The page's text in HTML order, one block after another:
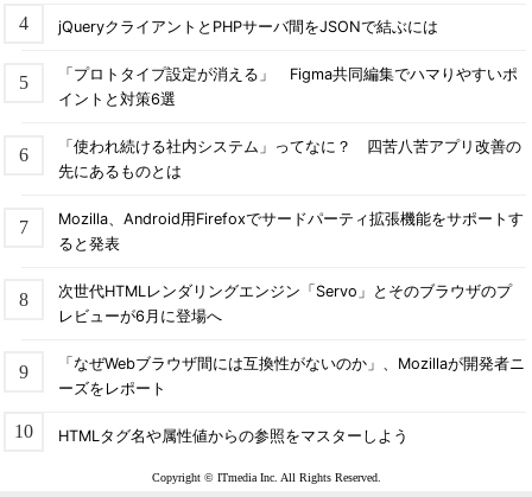
jQueryクライアントとPHPサーバ間をJSONで結ぶには
「プロトタイプ設定が消える」 Figma共同編集でハマりやすいポ
イントと対策6選
「使われ続ける社内システム」ってなに？ 四苦八苦アプリ改善の
先にあるものとは
Mozilla、Android用Firefoxでサードパーティ拡張機能をサポートす
ると発表
次世代HTMLレンダリングエンジン「Servo」とそのブラウザのプ
レビューが6月に登場へ
「なぜWebブラウザ間には互換性がないのか」、Mozillaが開発者ニ
ーズをレポート
HTMLタグ名や属性値からの参照をマスターしよう
Copyright © ITmedia Inc. All Rights Reserved.